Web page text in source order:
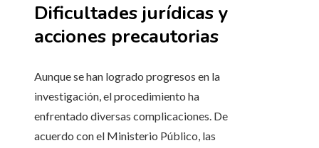
Dificultades jurídicas y
acciones precautorias
Aunque se han logrado progresos en la
investigación, el procedimiento ha
enfrentado diversas complicaciones. De
acuerdo con el Ministerio Público, las